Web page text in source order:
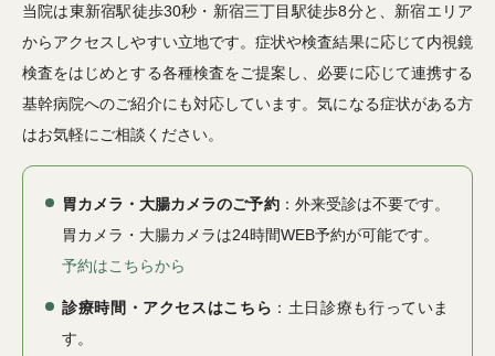
当院は東新宿駅徒歩30秒・新宿三丁目駅徒歩8分と、新宿エリア
からアクセスしやすい立地です。症状や検査結果に応じて内視鏡
検査をはじめとする各種検査をご提案し、必要に応じて連携する
基幹病院へのご紹介にも対応しています。気になる症状がある方
はお気軽にご相談ください。
胃カメラ・大腸カメラのご予約：外来受診は不要です。
胃カメラ・大腸カメラは24時間WEB予約が可能です。
予約はこちらから
診療時間・アクセスはこちら ：土日診療も行っていま
す。